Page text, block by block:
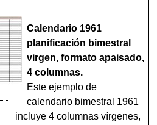
Calendario 1961
planificación bimestral
virgen, formato apaisado,
4 columnas.
Este ejemplo de
calendario bimestral 1961
incluye 4 columnas vírgenes,